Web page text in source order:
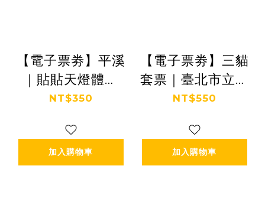
【電子票劵】平溪
｜貼貼天燈體驗
(含多款祈福貼紙)
NT$350
加入購物車
【電子票劵】三貓
套票｜臺北市立動
物園+貓空纜車+貓
NT$550
加入購物車